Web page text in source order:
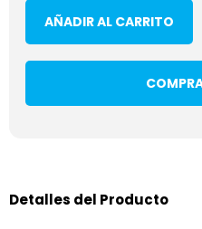
AÑADIR AL CARRITO
Detalles del Producto